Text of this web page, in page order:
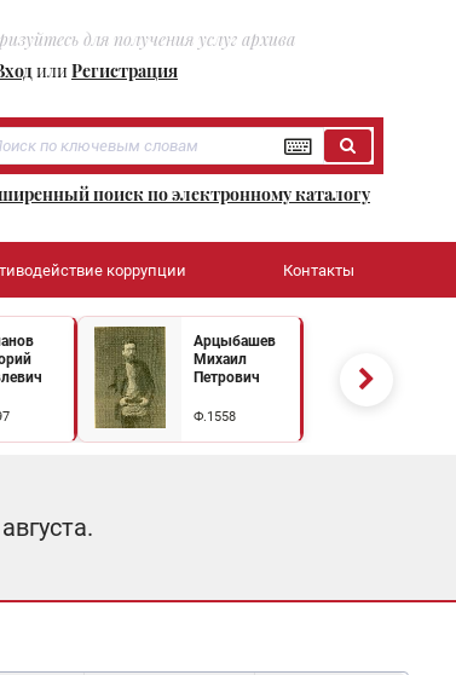
для получения услуг архива
илиРегистрация
поиск по электронному каталогу
коррупции Контакты
Арцыбашев
Михаил
Петрович
Ф.1558